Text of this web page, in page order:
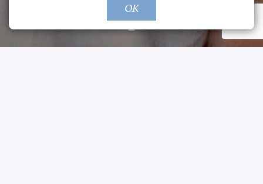
OK